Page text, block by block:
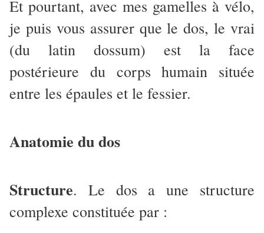
Et pourtant, avec mes gamelles à vélo,
je puis vous assurer que le dos, le vrai
(du latin dossum) est la face
postérieure du corps humain située
entre les épaules et le fessier.
Anatomie du dos
Structure. Le dos a une structure
complexe constituée par :